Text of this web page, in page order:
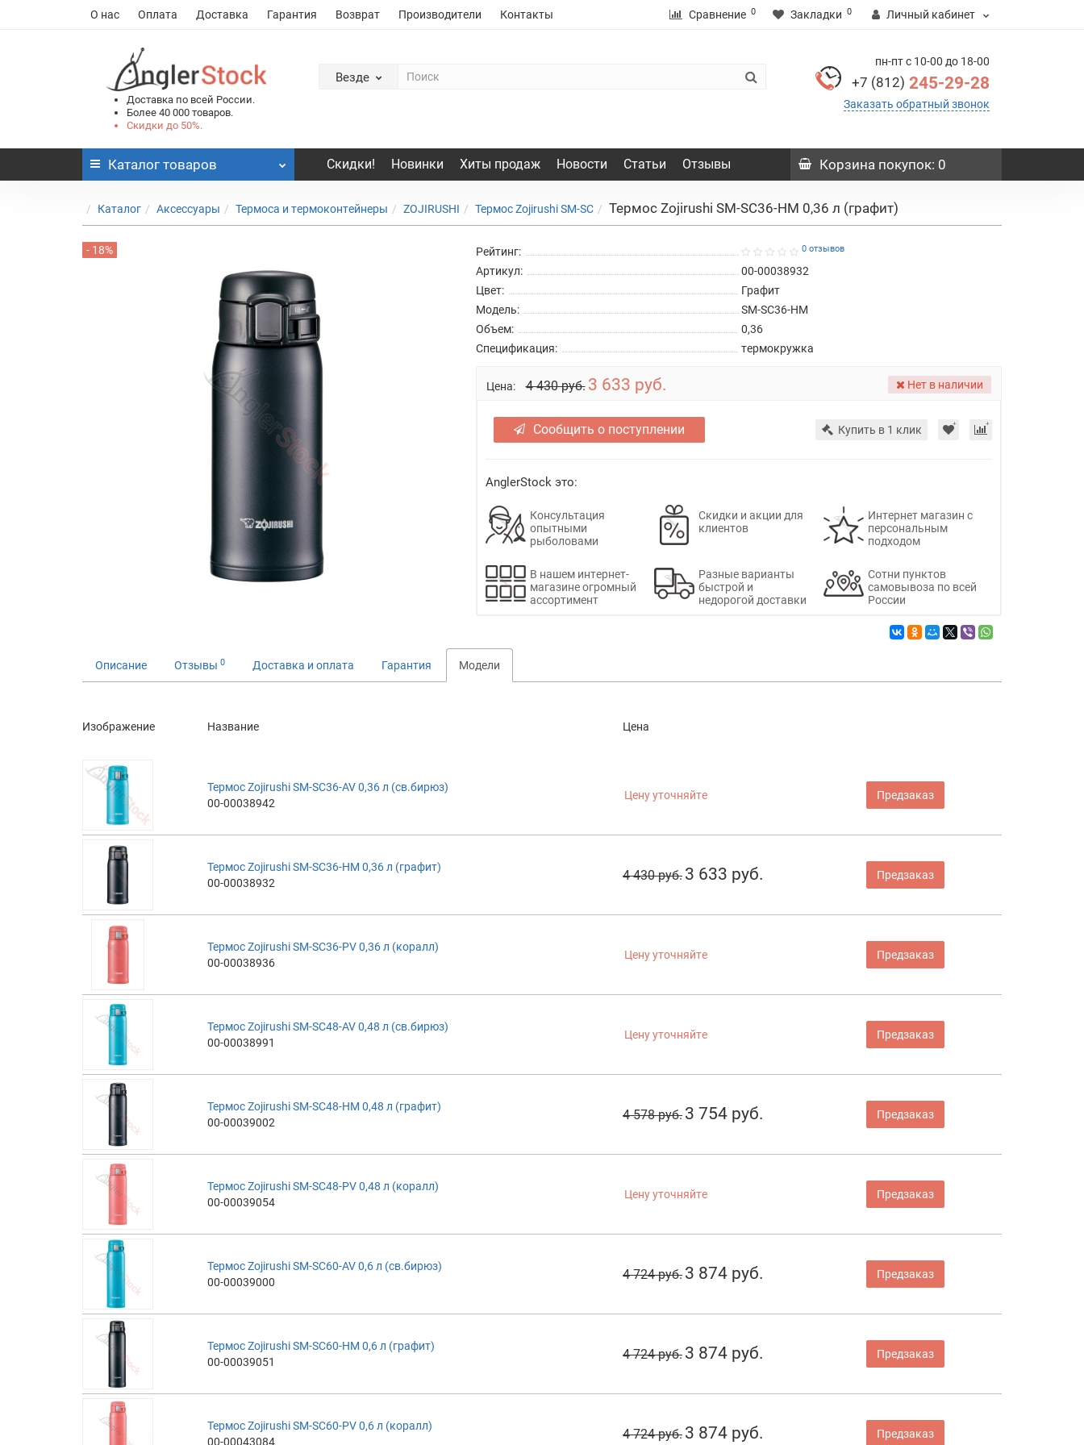
О нас Оплата Доставка Гарантия Возврат Производители Контакты Сравнение 0 Закладки 0 Личный кабинет
Доставка по всей России.
Более 40 000 товаров.
Скидки до 50%.
Везде
пн-пт с 10-00 до 18-00
+7 (812) 245-29-28
Заказать обратный звонок
Каталог товаров Скидки! Новинки Хиты продаж Новости Статьи Отзывы Корзина покупок: 0
Каталог Аксессуары Термоса и термоконтейнеры ZOJIRUSHI Термос Zojirushi SM-SC Термос Zojirushi SM-SC36-HM 0,36 л (графит)
- 18% Рейтинг: 0 отзывов
Артикул:
00-00038932
Цвет:
Графит
Модель:
SM-SC36-HM
Объем:
0,36
Спецификация:
термокружка
Цена: 4 430 руб. 3 633 руб. Нет в наличии
Сообщить о поступлении Купить в 1 клик
AnglerStock это:
Консультация
опытными
рыболовами
Скидки и акции для
клиентов
Интернет магазин с
персональным
подходом
В нашем интернет-
магазине огромный
ассортимент
Разные варианты
быстрой и
недорогой доставки
Сотни пунктов
самовывоза по всей
России
Описание Отзывы 0 Доставка и оплата Гарантия Модели
Изображение Название Цена
Термос Zojirushi SM-SC36-AV 0,36 л (св.бирюз)
00-00038942
Цену уточняйте Предзаказ
Термос Zojirushi SM-SC36-HM 0,36 л (графит)
00-00038932
4 430 руб. 3 633 руб. Предзаказ
Термос Zojirushi SM-SC36-PV 0,36 л (коралл)
00-00038936
Цену уточняйте Предзаказ
Термос Zojirushi SM-SC48-AV 0,48 л (св.бирюз)
00-00038991
Цену уточняйте Предзаказ
Термос Zojirushi SM-SC48-HM 0,48 л (графит)
00-00039002
4 578 руб. 3 754 руб. Предзаказ
Термос Zojirushi SM-SC48-PV 0,48 л (коралл)
00-00039054
Цену уточняйте Предзаказ
Термос Zojirushi SM-SC60-AV 0,6 л (св.бирюз)
00-00039000
4 724 руб. 3 874 руб. Предзаказ
Термос Zojirushi SM-SC60-HM 0,6 л (графит)
00-00039051
4 724 руб. 3 874 руб. Предзаказ
Термос Zojirushi SM-SC60-PV 0,6 л (коралл)
00-00043084
4 724 руб. 3 874 руб. Предзаказ